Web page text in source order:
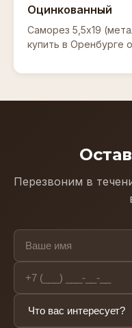
Оцинкованный
Саморез 5,5х19
купить в Оренбурге
Перезвоним в